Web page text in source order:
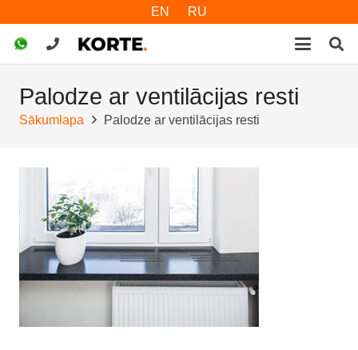
EN RU
Palodze ar ventilācijas resti
Sākumlapa Palodze ar ventilācijas resti